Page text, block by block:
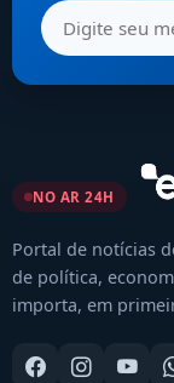
NO AR 24H
Portal de notícias
de política,
importa, em